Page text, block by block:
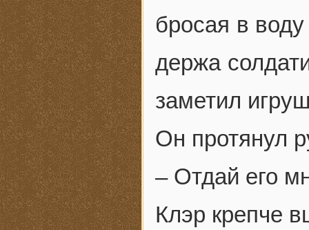
бросая в
держа
заметил
Он протянул
– Отдай его
Клэр крепче